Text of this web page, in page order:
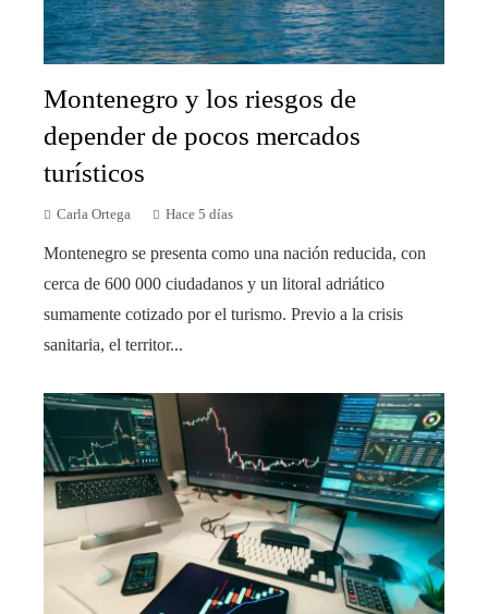
Montenegro y los riesgos de
depender de pocos mercados
turísticos
Carla Ortega Hace 5 días
Montenegro se presenta como una nación reducida, con
cerca de 600 000 ciudadanos y un litoral adriático
sumamente cotizado por el turismo. Previo a la crisis
sanitaria, el territor...